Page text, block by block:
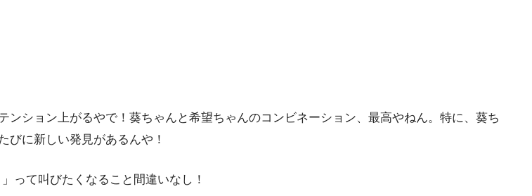
ション上がるやで！葵ちゃんと希望ちゃんのコンビネーション、最高やねん。特に、葵ち
びに新しい発見があるんや！
って叫びたくなること間違いなし！